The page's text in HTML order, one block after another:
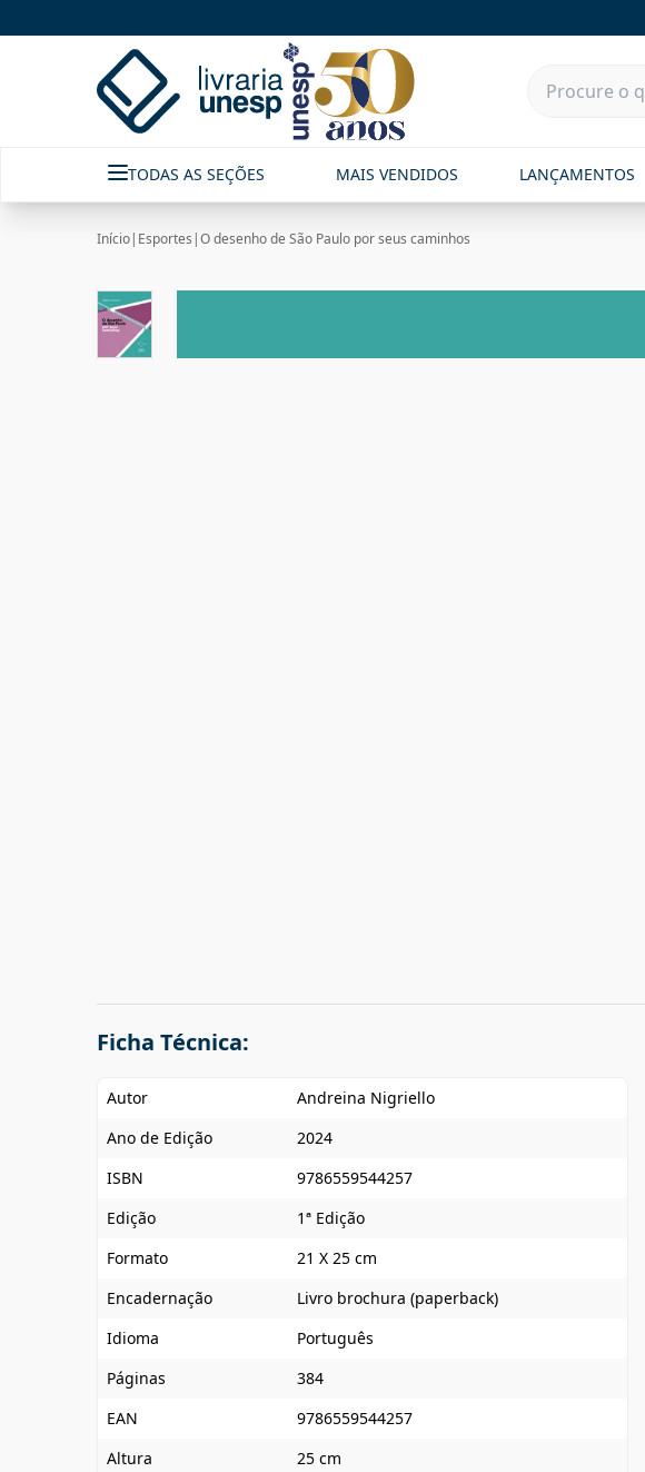
TODAS AS SEÇÕES MAIS VENDIDOS LANÇAMENTOS
Início| Esportes |O desenho de São Paulo por seus caminhos
Ficha Técnica:
Autor
Andreina Nigriello
Ano de Edição
2024
ISBN
9786559544257
Edição
1ª Edição
Formato
21 X 25 cm
Encadernação
Livro brochura (paperback)
Idioma
Português
Páginas
384
EAN
9786559544257
Altura
25 cm